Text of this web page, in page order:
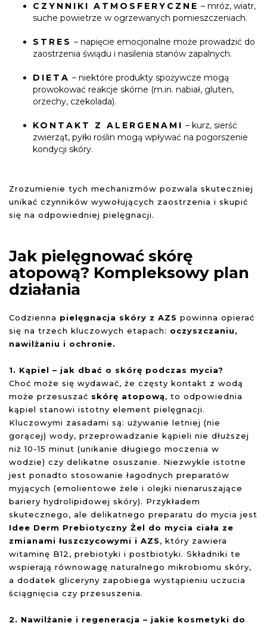
Kosmetyki z
składzie
CZYNNIKI ATMOSFERYCZNE – mróz, wiatr,
suche powietrze w ogrzewanych pomieszczeniach.
STRES – napięcie emocjonalne może prowadzić do
zaostrzenia świądu i nasilenia stanów zapalnych.
DIETA – niektóre produkty spożywcze mogą
prowokować reakcje skórne (m.in. nabiał, gluten,
orzechy, czekolada).
KONTAKT Z ALERGENAMI – kurz, sierść
zwierząt, pyłki roślin mogą wpływać na pogorszenie
kondycji skóry.
Zrozumienie tych mechanizmów pozwala skuteczniej
unikać czynników wywołujących zaostrzenia i skupić
się na odpowiedniej pielęgnacji.
Jak pielęgnować skórę
atopową? Kompleksowy plan
działania
Codzienna pielęgnacja skóry z AZS powinna opierać
się na trzech kluczowych etapach: oczyszczaniu,
nawilżaniu i ochronie.
1. Kąpiel – jak dbać o skórę podczas mycia?
Choć może się wydawać, że częsty kontakt z wodą
może przesuszać skórę atopową, to odpowiednia
kąpiel stanowi istotny element pielęgnacji.
Kluczowymi zasadami są: używanie letniej (nie
gorącej) wody, przeprowadzanie kąpieli nie dłuższej
niż 10-15 minut (unikanie długiego moczenia w
wodzie) czy delikatne osuszanie. Niezwykle istotne
jest ponadto stosowanie łagodnych preparatów
myjących (emolientowe żele i olejki nienaruszające
bariery hydrolipidowej skóry). Przykładem
skutecznego, ale delikatnego preparatu do mycia jest
Idee Derm Prebiotyczny Żel do mycia ciała ze
zmianami łuszczycowymi i AZS, który zawiera
witaminę B12, prebiotyki i postbiotyki. Składniki te
wspierają równowagę naturalnego mikrobiomu skóry,
a dodatek gliceryny zapobiega wystąpieniu uczucia
ściągnięcia czy przesuszenia.
2. Nawilżanie i regeneracja – jakie kosmetyki do